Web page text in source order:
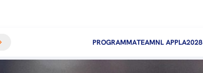
PROGRAMMATEAMNL APPLA2028